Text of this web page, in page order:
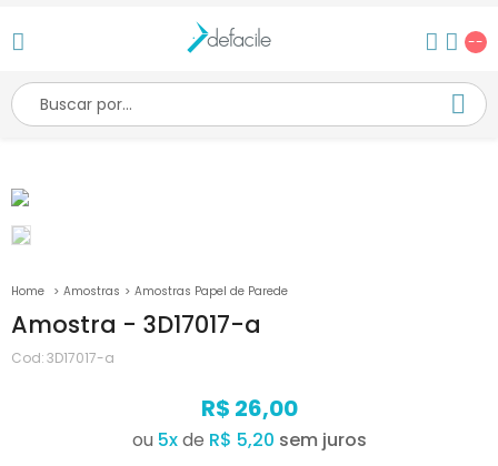
--
Amostras Amostras Papel de Parede
Amostra - 3D17017-a
Cod:3D17017-a
R$ 26,00
ou 5xde R$ 5,20